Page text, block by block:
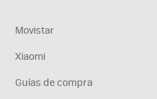
Movistar
Xiaomi
Guías de compra